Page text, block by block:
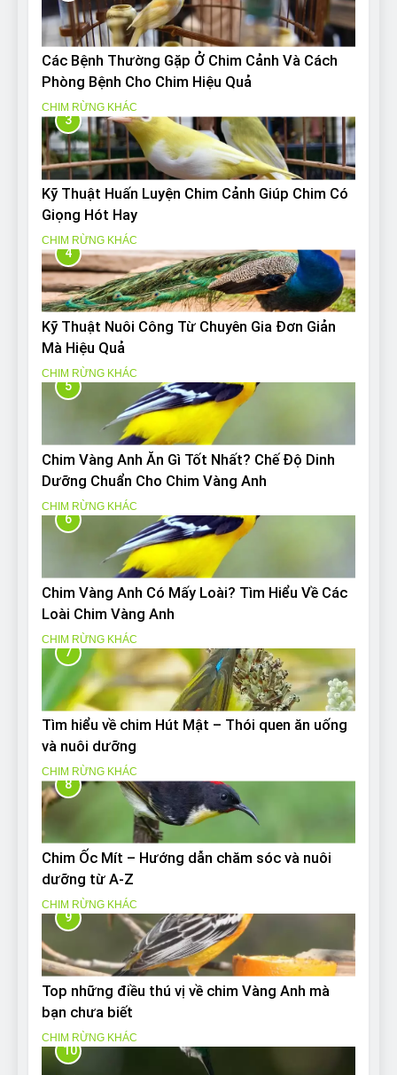
Các Bệnh Thường Gặp Ở Chim Cảnh Và Cách
Phòng Bệnh Cho Chim Hiệu Quả
CHIM RỪNG KHÁC
3
Kỹ Thuật Huấn Luyện Chim Cảnh Giúp Chim Có
Giọng Hót Hay
CHIM RỪNG KHÁC
4
Kỹ Thuật Nuôi Công Từ Chuyên Gia Đơn Giản
Mà Hiệu Quả
CHIM RỪNG KHÁC
5
Chim Vàng Anh Ăn Gì Tốt Nhất? Chế Độ Dinh
Dưỡng Chuẩn Cho Chim Vàng Anh
CHIM RỪNG KHÁC
6
Chim Vàng Anh Có Mấy Loài? Tìm Hiểu Về Các
Loài Chim Vàng Anh
CHIM RỪNG KHÁC
7
Tìm hiểu về chim Hút Mật – Thói quen ăn uống
và nuôi dưỡng
CHIM RỪNG KHÁC
8
Chim Ốc Mít – Hướng dẫn chăm sóc và nuôi
dưỡng từ A-Z
CHIM RỪNG KHÁC
9
Top những điều thú vị về chim Vàng Anh mà
bạn chưa biết
CHIM RỪNG KHÁC
10